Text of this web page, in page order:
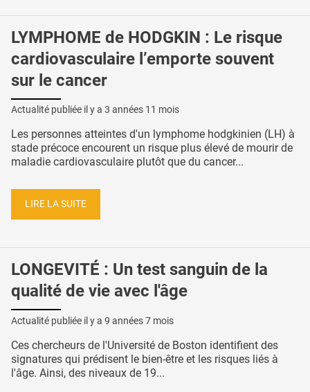
LYMPHOME de HODGKIN : Le risque
cardiovasculaire l’emporte souvent
sur le cancer
Actualité publiée il y a 3 années 11 mois
Les personnes atteintes d'un lymphome hodgkinien (LH) à
stade précoce encourent un risque plus élevé de mourir de
maladie cardiovasculaire plutôt que du cancer...
LIRE LA SUITE
LONGEVITÉ : Un test sanguin de la
qualité de vie avec l'âge
Actualité publiée il y a 9 années 7 mois
Ces chercheurs de l'Université de Boston identifient des
signatures qui prédisent le bien-être et les risques liés à
l'âge. Ainsi, des niveaux de 19...